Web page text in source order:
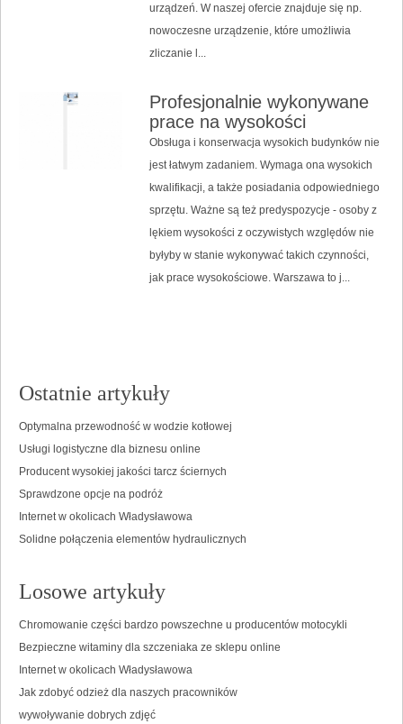
urządzeń. W naszej ofercie znajduje się np.
nowoczesne urządzenie, które umożliwia
zliczanie l...
Profesjonalnie wykonywane
prace na wysokości
Obsługa i konserwacja wysokich budynków nie
jest łatwym zadaniem. Wymaga ona wysokich
kwalifikacji, a także posiadania odpowiedniego
sprzętu. Ważne są też predyspozycje - osoby z
lękiem wysokości z oczywistych względów nie
byłyby w stanie wykonywać takich czynności,
jak prace wysokościowe. Warszawa to j...
Ostatnie artykuły
Optymalna przewodność w wodzie kotłowej
Usługi logistyczne dla biznesu online
Producent wysokiej jakości tarcz ściernych
Sprawdzone opcje na podróż
Internet w okolicach Władysławowa
Solidne połączenia elementów hydraulicznych
Losowe artykuły
Chromowanie części bardzo powszechne u producentów motocykli
Bezpieczne witaminy dla szczeniaka ze sklepu online
Internet w okolicach Władysławowa
Jak zdobyć odzież dla naszych pracowników
wywoływanie dobrych zdjęć